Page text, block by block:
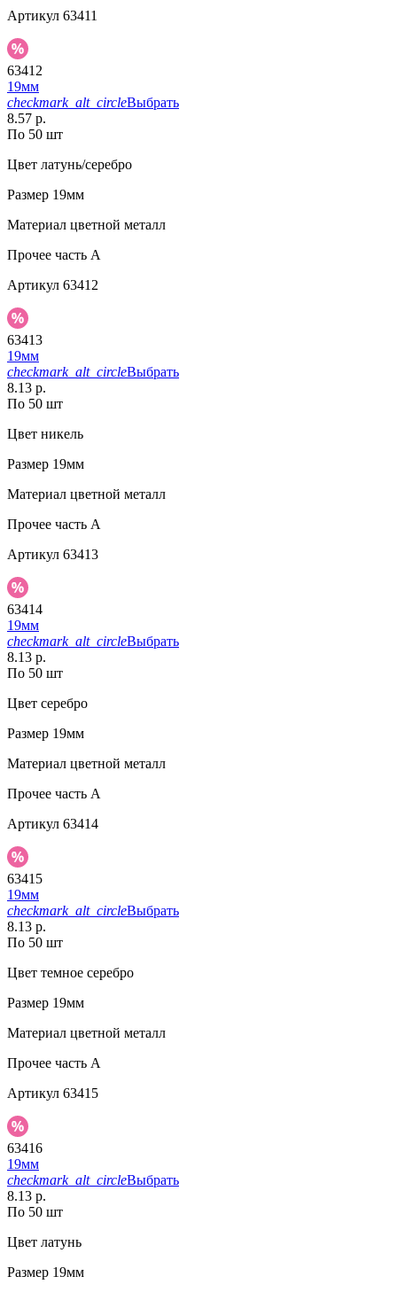
Артикул 63411
63412
19мм
checkmark_alt_circleВыбрать
8.57 р.
По 50 шт
Цвет латунь/серебро
Размер 19мм
Материал цветной металл
Прочее часть A
Артикул 63412
63413
19мм
checkmark_alt_circleВыбрать
8.13 р.
По 50 шт
Цвет никель
Размер 19мм
Материал цветной металл
Прочее часть A
Артикул 63413
63414
19мм
checkmark_alt_circleВыбрать
8.13 р.
По 50 шт
Цвет серебро
Размер 19мм
Материал цветной металл
Прочее часть A
Артикул 63414
63415
19мм
checkmark_alt_circleВыбрать
8.13 р.
По 50 шт
Цвет темное серебро
Размер 19мм
Материал цветной металл
Прочее часть A
Артикул 63415
63416
19мм
checkmark_alt_circleВыбрать
8.13 р.
По 50 шт
Цвет латунь
Размер 19мм